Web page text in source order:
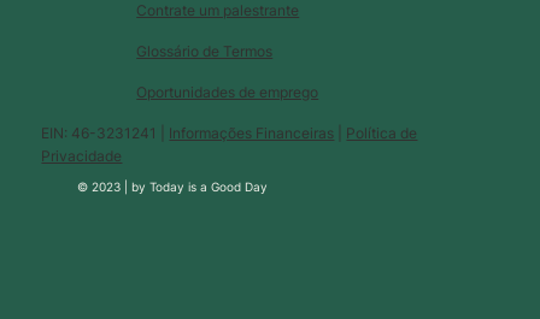
Glossário de Termos
Contrate um palestrante
Oportunidades de emprego
EIN: 46-3231241 | Informações Financeiras
Política de
Privacidade
© 2023 |byToday is a Good Day